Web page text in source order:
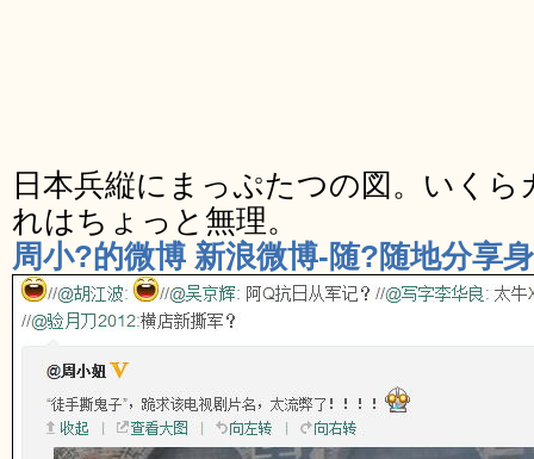
日本兵縦にまっぷたつの図。いく
れはちょっと無理。
周小?的微博 新浪微博-随?随地分享